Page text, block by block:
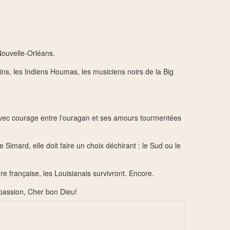
Orléans.
les Indiens Houmas, les musiciens noirs de la Big
courage entre l'ouragan et ses amours tourmentées
elle doit faire un choix déchirant : le Sud ou le
française, les Louisianais survivront. Encore.
Cher bon Dieu!